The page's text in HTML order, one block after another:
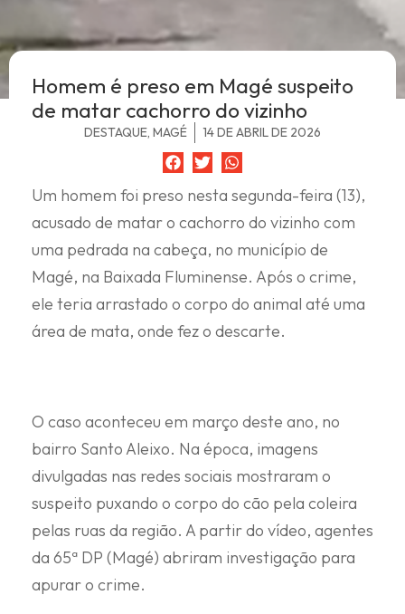
Homem é preso em Magé suspeito
de matar cachorro do vizinho
DESTAQUE, MAGÉ 14 DE ABRIL DE 2026
Um homem foi preso nesta segunda-feira (13),
acusado de matar o cachorro do vizinho com
uma pedrada na cabeça, no município de
Magé, na Baixada Fluminense. Após o crime,
ele teria arrastado o corpo do animal até uma
área de mata, onde fez o descarte.
O caso aconteceu em março deste ano, no
bairro Santo Aleixo. Na época, imagens
divulgadas nas redes sociais mostraram o
suspeito puxando o corpo do cão pela coleira
pelas ruas da região. A partir do vídeo, agentes
da 65ª DP (Magé) abriram investigação para
apurar o crime.